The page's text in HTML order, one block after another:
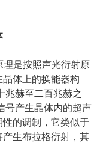
理是按照声光衍射原
体上的换能器构
兆赫至二百兆赫之
号产生晶体内的超声
的调制，它类似于
生布拉格衍射，其